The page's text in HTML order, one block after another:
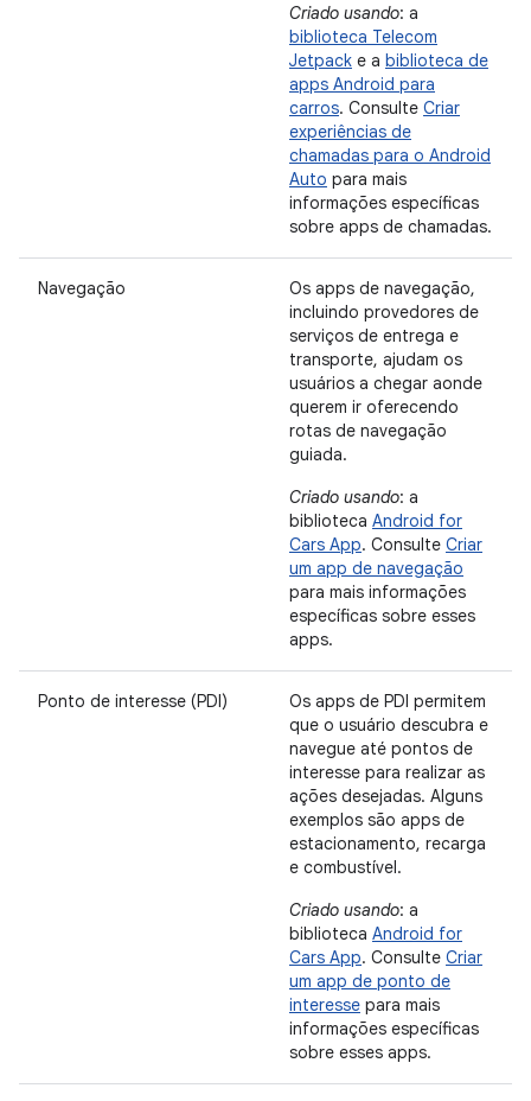
Criado usando: a
biblioteca Telecom
Jetpack e a biblioteca de
apps Android para
carros. Consulte Criar
experiências de
chamadas para o Android
Auto para mais
informações específicas
sobre apps de chamadas.
Navegação
Os apps de navegação,
incluindo provedores de
serviços de entrega e
transporte, ajudam os
usuários a chegar aonde
querem ir oferecendo
rotas de navegação
guiada.
Criado usando: a
biblioteca Android for
Cars App. Consulte Criar
um app de navegação
para mais informações
específicas sobre esses
apps.
Ponto de interesse (PDI)
Os apps de PDI permitem
que o usuário descubra e
navegue até pontos de
interesse para realizar as
ações desejadas. Alguns
exemplos são apps de
estacionamento, recarga
e combustível.
Criado usando: a
biblioteca Android for
Cars App. Consulte Criar
um app de ponto de
interesse para mais
informações específicas
sobre esses apps.